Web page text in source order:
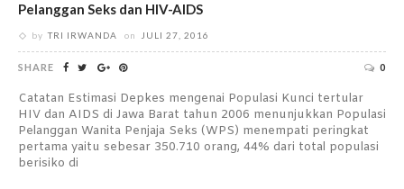
Pelanggan Seks dan HIV-AIDS
by TRI IRWANDA on JULI 27, 2016
SHARE 0
Catatan Estimasi Depkes mengenai Populasi Kunci tertular
HIV dan AIDS di Jawa Barat tahun 2006 menunjukkan Populasi
Pelanggan Wanita Penjaja Seks (WPS) menempati peringkat
pertama yaitu sebesar 350.710 orang, 44% dari total populasi
berisiko di